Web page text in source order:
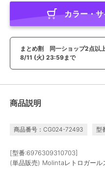
カラー・
まとめ割 同一ショップ2点以
8/11 (火) 23:59まで
商品説明
商品番号：CG024-72493 型
[型番:6976309310703]
(単品販売) Molintaレトロガール